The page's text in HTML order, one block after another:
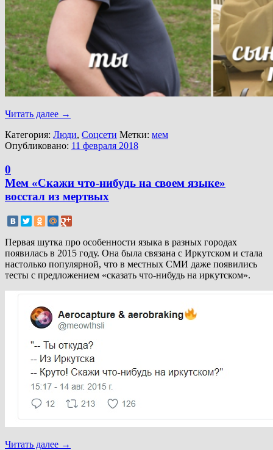
Читать далее →
Категория: Люди, Соцсети Метки: мем
Опубликовано: 11 февраля 2018
0
Мем «Скажи что-нибудь на своем языке»
восстал из мертвых
Первая шутка про особенности языка в разных городах
появилась в 2015 году. Она была связана с Иркутском и стала
настолько популярной, что в местных СМИ даже появились
тесты с предложением «сказать что-нибудь на иркутском».
Читать далее →